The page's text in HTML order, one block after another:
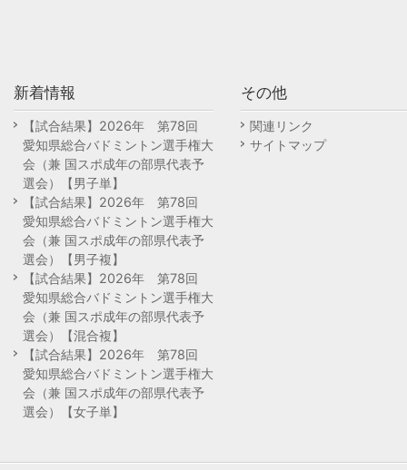
新着情報
【試合結果】2026年 第78回
愛知県総合バドミントン選手権大
会（兼 国スポ成年の部県代表予
選会）【男子単】
【試合結果】2026年 第78回
愛知県総合バドミントン選手権大
会（兼 国スポ成年の部県代表予
選会）【男子複】
【試合結果】2026年 第78回
愛知県総合バドミントン選手権大
会（兼 国スポ成年の部県代表予
選会）【混合複】
【試合結果】2026年 第78回
愛知県総合バドミントン選手権大
会（兼 国スポ成年の部県代表予
選会）【女子単】
その他
関連リンク
サイトマップ